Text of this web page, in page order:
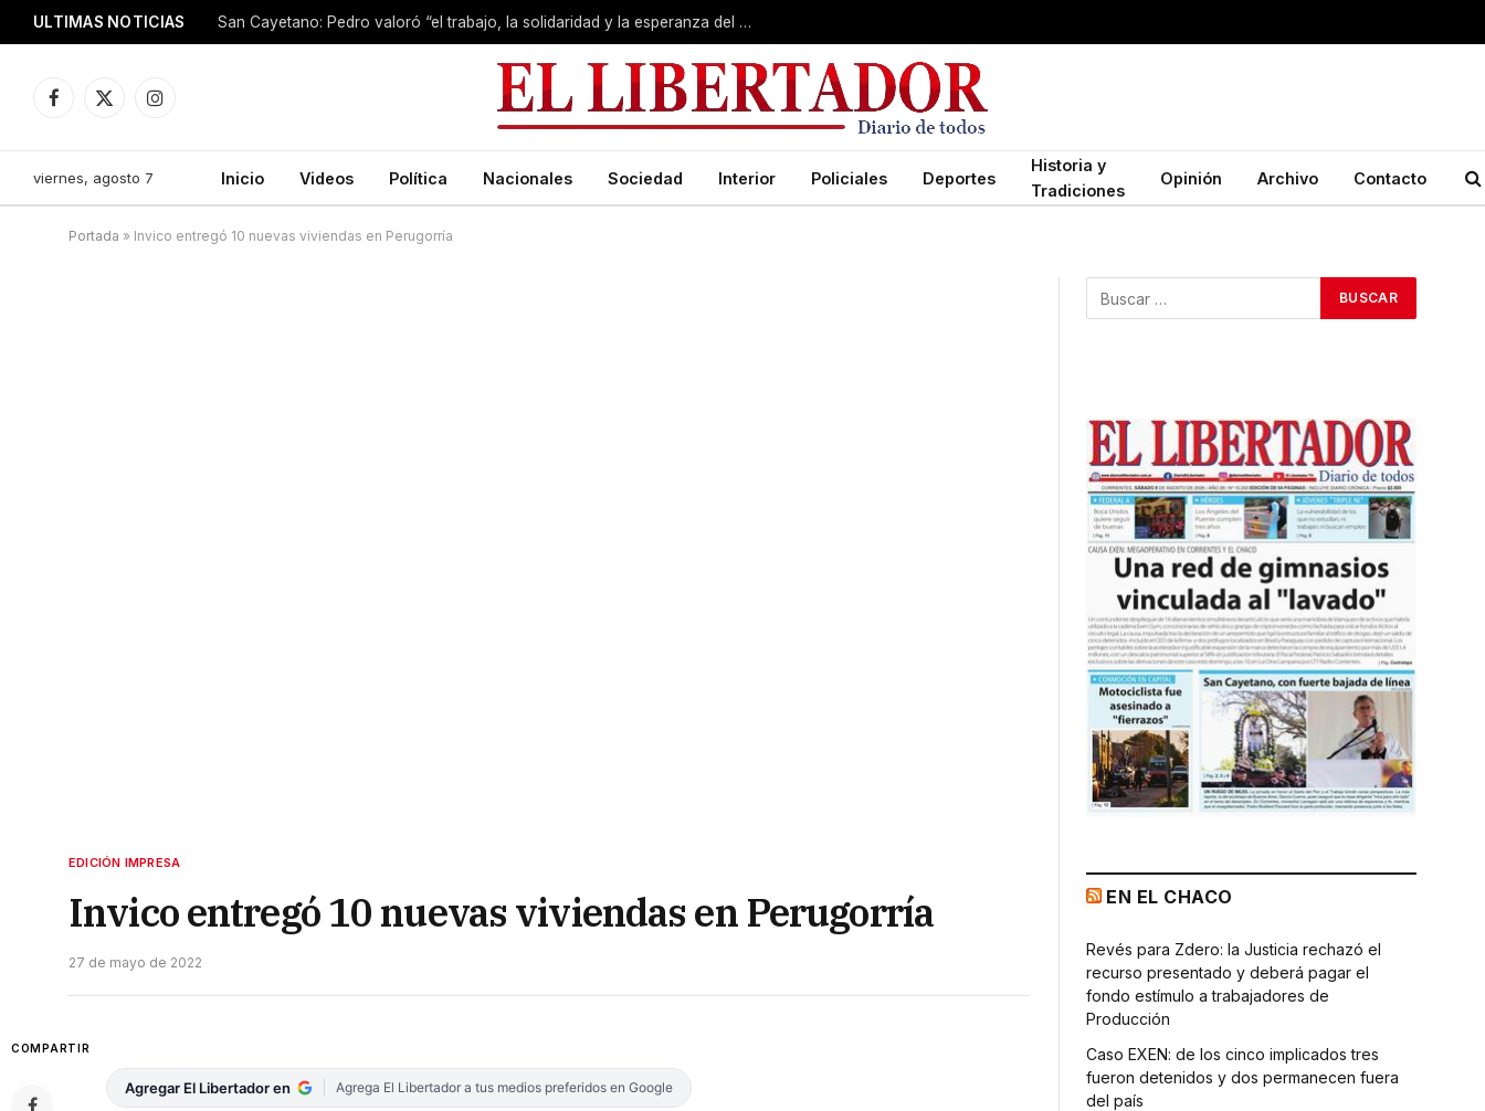
ULTIMAS NOTICIAS San Cayetano: Pedro valoró “el trabajo, la solidaridad y la esperanza del pueblo”
Facebook
X
Instagram
viernes, agosto 7 Inicio Videos Política Nacionales Sociedad Interior Policiales Deportes
Historia y
Tradiciones
Opinión Archivo Contacto
Portada » Invico entregó 10 nuevas viviendas en Perugorría
EDICIÓN IMPRESA
Invico entregó 10 nuevas viviendas en Perugorría
27 de mayo de 2022
COMPARTIR
Agregar El Libertador en Agrega El Libertador a tus medios preferidos en Google
EN EL CHACO
Revés para Zdero: la Justicia rechazó el
recurso presentado y deberá pagar el
fondo estímulo a trabajadores de
Producción
Caso EXEN: de los cinco implicados tres
fueron detenidos y dos permanecen fuera
del país